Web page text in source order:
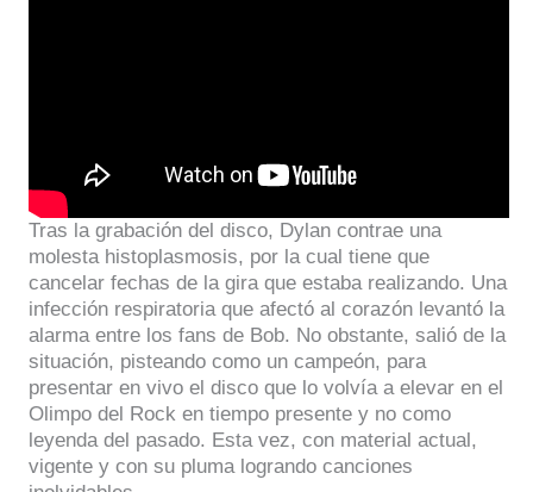
Tras la grabación del disco, Dylan contrae una
molesta histoplasmosis, por la cual tiene que
cancelar fechas de la gira que estaba realizando. Una
infección respiratoria que afectó al corazón levantó la
alarma entre los fans de Bob. No obstante, salió de la
situación, pisteando como un campeón, para
presentar en vivo el disco que lo volvía a elevar en el
Olimpo del Rock en tiempo presente y no como
leyenda del pasado. Esta vez, con material actual,
vigente y con su pluma logrando canciones